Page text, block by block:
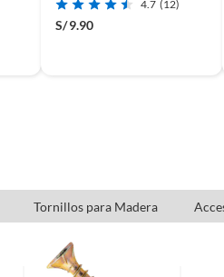
4.7 (12)
S/9.90
Tornillos para Madera